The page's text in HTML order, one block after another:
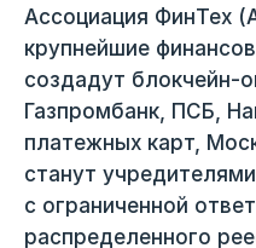
Ассоциация ФинТех
крупнейшие
создадут блокчейн-
Газпромбанк, ПСБ,
платежных карт,
станут
с ограниченной
распределенного